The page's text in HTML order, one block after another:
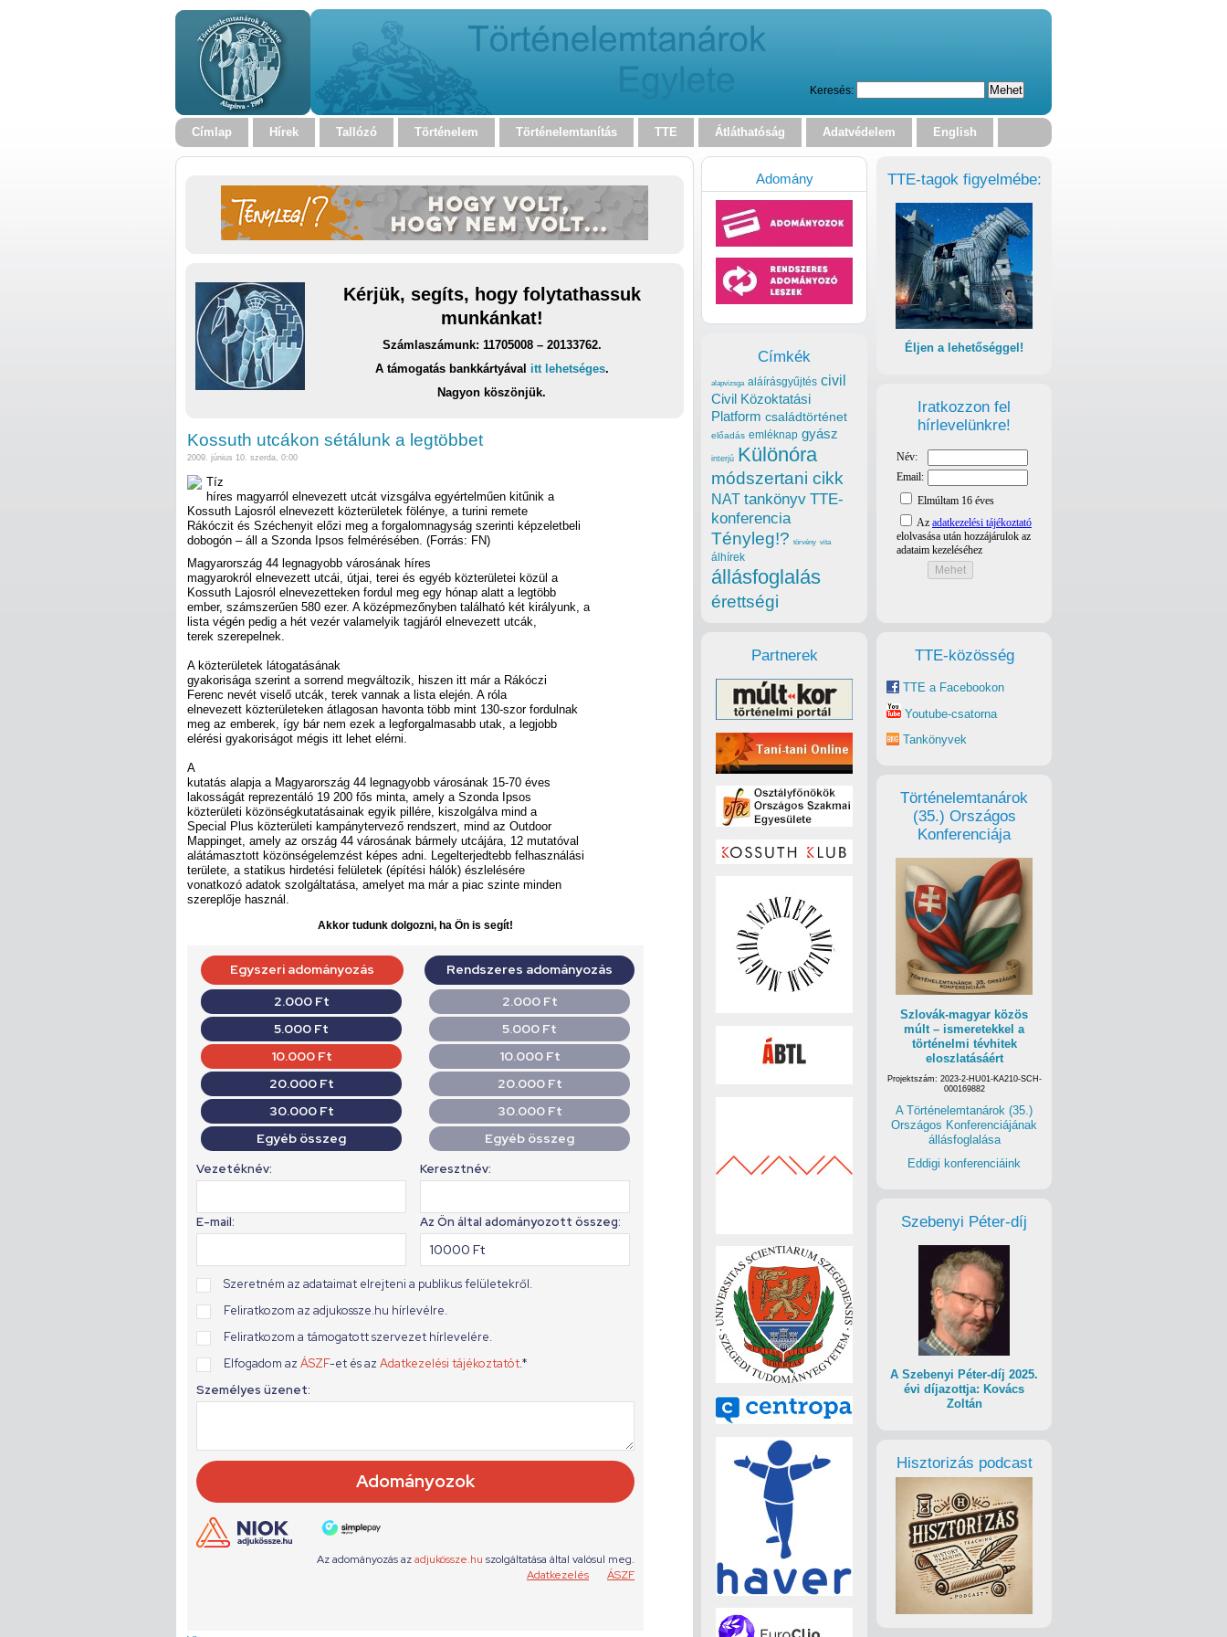
Keresés:
Címlap Hírek Tallózó Történelem Történelemtanítás TTE Átláthatóság Adatvédelem English
Kérjük, segíts, hogy folytathassuk
munkánkat!
Számlaszámunk: 11705008 – 20133762.
A támogatás bankkártyával itt lehetséges.
Nagyon köszönjük.
Kossuth utcákon sétálunk a legtöbbet
2009. június 10. szerda, 0:00
Tíz
híres magyarról elnevezett utcát vizsgálva egyértelműen kitűnik a
Kossuth Lajosról elnevezett közterületek fölénye, a turini remete
Rákóczit és Széchenyit előzi meg a forgalomnagyság szerinti képzeletbeli
dobogón – áll a Szonda Ipsos felmérésében. (Forrás: FN)
Magyarország 44 legnagyobb városának híres
magyarokról elnevezett utcái, útjai, terei és egyéb közterületei közül a
Kossuth Lajosról elnevezetteken fordul meg egy hónap alatt a legtöbb
ember, számszerűen 580 ezer. A középmezőnyben található két királyunk, a
lista végén pedig a hét vezér valamelyik tagjáról elnevezett utcák,
terek szerepelnek.
A közterületek látogatásának
gyakorisága szerint a sorrend megváltozik, hiszen itt már a Rákóczi
Ferenc nevét viselő utcák, terek vannak a lista elején. A róla
elnevezett közterületeken átlagosan havonta több mint 130-szor fordulnak
meg az emberek, így bár nem ezek a legforgalmasabb utak, a legjobb
elérési gyakoriságot mégis itt lehet elérni.
A
kutatás alapja a Magyarország 44 legnagyobb városának 15-70 éves
lakosságát reprezentáló 19 200 fős minta, amely a Szonda Ipsos
közterületi közönségkutatásainak egyik pillére, kiszolgálva mind a
Special Plus közterületi kampánytervező rendszert, mind az Outdoor
Mappinget, amely az ország 44 városának bármely utcájára, 12 mutatóval
alátámasztott közönségelemzést képes adni. Legelterjedtebb felhasználási
területe, a statikus hirdetési felületek (építési hálók) észlelésére
vonatkozó adatok szolgáltatása, amelyet ma már a piac szinte minden
szereplője használ.
Akkor tudunk dolgozni, ha Ön is segít!
TTE-tagok figyelmébe:
Éljen a lehetőséggel!
Iratkozzon fel
hírlevelünkre!
TTE-közösség
TTE a Facebookon
Youtube-csatorna
Tankönyvek
Történelemtanárok
(35.) Országos
Konferenciája
Szlovák-magyar közös
múlt – ismeretekkel a
történelmi tévhitek
eloszlatásáért
Projektszám: 2023-2-HU01-KA210-SCH-
000169882
A Történelemtanárok (35.)
Országos Konferenciájának
állásfoglalása
Eddigi konferenciáink
Szebenyi Péter-díj
A Szebenyi Péter-díj 2025.
évi díjazottja: Kovács
Zoltán
Hisztorizás podcast
Adomány
Címkék
alapvizsga aláírásgyűjtés civil
Civil Közoktatási
Platform családtörténet
előadás emléknap gyász
interjú Különóra
módszertani cikk
NAT tankönyv TTE-
konferencia
Tényleg!? törvény vita
álhírek
állásfoglalás
érettségi
Partnerek